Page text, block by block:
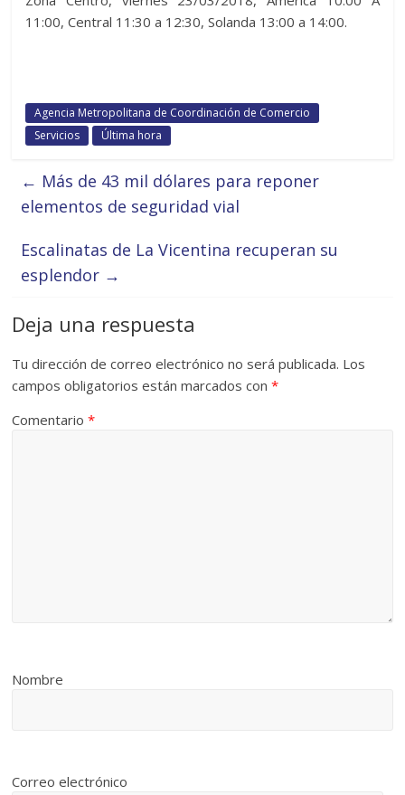
11:00, Central 11:30 a 12:30, Solanda 13:00 a 14:00.
Agencia Metropolitana de Coordinación de Comercio
Servicios
Última hora
← Más de 43 mil dólares para reponer
elementos de seguridad vial
Escalinatas de La Vicentina recuperan su
esplendor →
Deja una respuesta
Tu dirección de correo electrónico no será publicada. Los
campos obligatorios están marcados con*
Comentario*
Nombre
Correo electrónico